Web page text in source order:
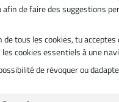
neutre
de faire des suggestions
tous les cookies, tu
cookies essentiels à une
de révoquer ou